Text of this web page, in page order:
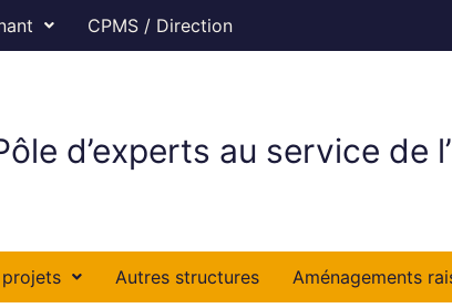
CPMS / Direction
d’experts au service de
Autres structures Aménagements